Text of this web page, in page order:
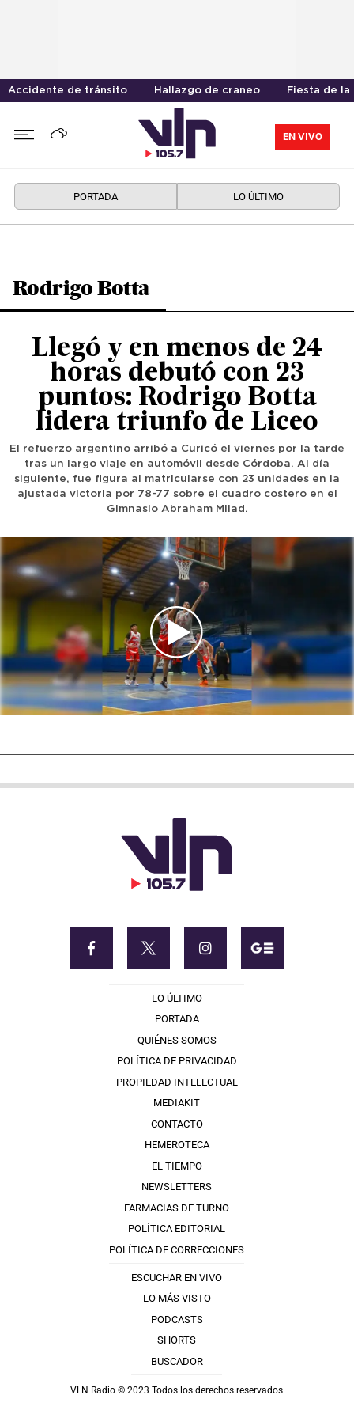
Accidente de tránsito Hallazgo de craneo Fiesta de la
EN VIVO
PORTADA LO ÚLTIMO
Rodrigo Botta
Llegó y en menos de 24
horas debutó con 23
puntos: Rodrigo Botta
lidera triunfo de Liceo
El refuerzo argentino arribó a Curicó el viernes por la tarde
tras un largo viaje en automóvil desde Córdoba. Al día
siguiente, fue figura al matricularse con 23 unidades en la
ajustada victoria por 78-77 sobre el cuadro costero en el
Gimnasio Abraham Milad.
LO ÚLTIMO
PORTADA
QUIÉNES SOMOS
POLÍTICA DE PRIVACIDAD
PROPIEDAD INTELECTUAL
MEDIAKIT
CONTACTO
HEMEROTECA
EL TIEMPO
NEWSLETTERS
FARMACIAS DE TURNO
POLÍTICA EDITORIAL
POLÍTICA DE CORRECCIONES
ESCUCHAR EN VIVO
LO MÁS VISTO
PODCASTS
SHORTS
BUSCADOR
VLN Radio © 2023 Todos los derechos reservados